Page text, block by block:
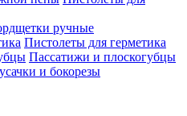
ручные
Пистолеты для герметика
Пассатижи и плоскогубцы
и бокорезы